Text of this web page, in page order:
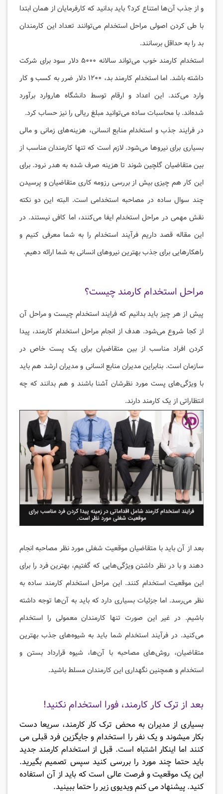
و از جذب آن‌ها امتناع کرد؟ باید بدانید که کارفرمایان از همان ابتدا
با طی کردن اصولی مراحل استخدام می‌توانند تعداد این کارمندان
بد را به حداقل برسانند.
استخدام کارمند خوب می‌تواند سالانه ۵۰۰۰ دلار سود برای شرکت
داشته باشد. اما استخدام کارمند بد، ۱۲۰۰ دلار ضرر به کسب و کار
وارد می‌کند. این اعداد و ارقام توسط دانشگاه هاروارد برآورد
شده‌اند. با محاسبات ساده می‌توانید مبلغ ریالی را نیز حساب کرد.
در فرایند جذب و استخدام منابع انسانی، هزینه‌های زمانی و مالی
بسیاری برای نیروها می‌شود. لازم است که تنها کارمندان مناسب از
بین متقاضیان گلچین شوند تا هزینه صرف شده به هدر نرود. برای
این کار هم چیزی بیش از بررسی رزومه کاری متقاضیان و پرسیدن
چند سوال ساده در مصاحبه استخدامی است. البته این دو نکته
نقش مهمی در مراحل استخدام ایفا می‌کنند، اما کافی نیستند. در
این مقاله قصد داریم فرآیند استخدام را به شما معرفی کنیم و
راهکارهایی برای جذب بهترین نیروهای انسانی به شما ارائه دهیم.
مراحل استخدام کارمند چیست؟
پیش از هر چیز باید بدانیم که فرایند استخدام چیست و مراحل آن
از کجا شروع می‌شود. هدف از انجام مراحل استخدام کارمند، پیدا
کردن افراد مناسب از بین متقاضیان برای یک پست خاص در
سازمان است. بنابراین مدیران منابع انسانی و مدیران ارشد هم باید
با ویژگی‌های پست مورد نظرشان آشنا باشند و هم بدانند که چه
انتظاراتی از یک کارمند دارند.
بعد از آن باید با متقاضیان موقعیت شغلی مورد نظر مصاحبه انجام
دهند و با در نظر داشتن ویژگی‌هایی که گفتیم، بهترین فرد را برای
این موقعیت استخدام کنند. این مراحل استخدام کارمند ساده به
نظر می‌رسد. اما جزئیات بسیاری دارد که باید به آن‌ها توجه داشته
باشیم. در غیر این صورت تنها کارمندان معمولی را استخدام
می‌کنید. در فرآیند استخدام شما باید به شیوه‌های جذب بهترین
متقاضیان، روش‌های مصاحبه با آن‌ها، شیوه قرارداد بستن و
استخدام و همچنین نگهداری این کارمندان مسلط باشید.
بعد از ترک کار کارمند، فورا استخدام نکنید!
بسیاری از مدیران به محض ترک کار کارمند، سریعا دست
بکار میشوند و یک نفر را استخدام و جایگزین فرد قبلی می
کنند اما اینکار اشتباه است. قبل از استخدام کارمند جدید
باید حتما چند مورد را بررسی کنید سپس تصمیم بگیرید.
این یک موقعیت و فرصت عالی است که باید از آن استفاده
کنید. پیشنهاد می کنم ویدیوی زیر را حتما ببینید.